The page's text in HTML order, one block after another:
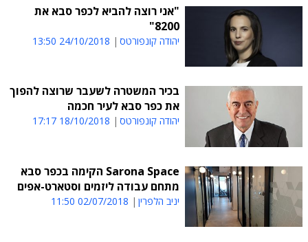
"אני רוצה להביא לכפר סבא את
8200"
יהודה קונפורטס 24/10/2018 13:50
בכיר המשטרה לשעבר שרוצה להפוך
את כפר סבא לעיר חכמה
יהודה קונפורטס 18/10/2018 17:17
Sarona Space הקימה בכפר סבא
מתחם עבודה ליזמים וסטארט-אפים
יניב הלפרין 02/07/2018 11:50